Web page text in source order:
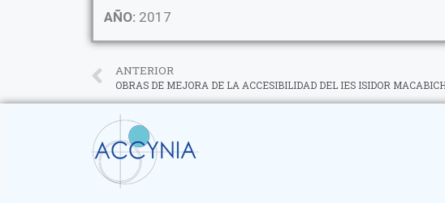
AÑO: 2017
ANTERIOR
OBRAS DE MEJORA DE LA ACCESIBILIDAD DEL IES ISIDOR